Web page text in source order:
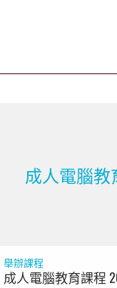
成人電腦教
舉辦課程
成人電腦教育課程